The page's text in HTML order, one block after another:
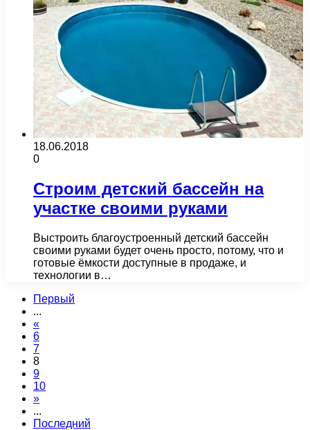
18.06.2018
0
Строим детский бассейн на
участке своими руками
Выстроить благоустроенный детский бассейн
своими руками будет очень просто, потому, что и
готовые ёмкости доступные в продаже, и
технологии в…
Первый
...
«
6
7
8
9
10
»
...
Последний